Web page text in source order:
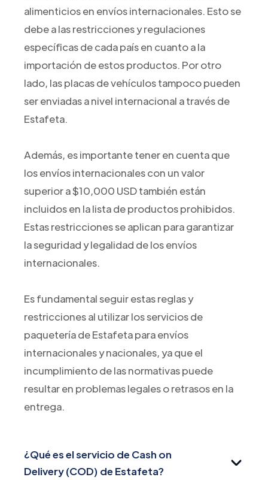
alimenticios en envíos internacionales. Esto se
debe a las restricciones y regulaciones
específicas de cada país en cuanto a la
importación de estos productos. Por otro
lado, las placas de vehículos tampoco pueden
ser enviadas a nivel internacional a través de
Estafeta.
Además, es importante tener en cuenta que
los envíos internacionales con un valor
superior a $10,000 USD también están
incluidos en la lista de productos prohibidos.
Estas restricciones se aplican para garantizar
la seguridad y legalidad de los envíos
internacionales.
Es fundamental seguir estas reglas y
restricciones al utilizar los servicios de
paquetería de Estafeta para envíos
internacionales y nacionales, ya que el
incumplimiento de las normativas puede
resultar en problemas legales o retrasos en la
entrega.
¿Qué es el servicio de Cash on
Delivery (COD) de Estafeta?